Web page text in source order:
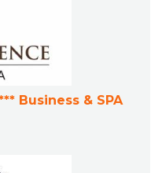
Business & SPA